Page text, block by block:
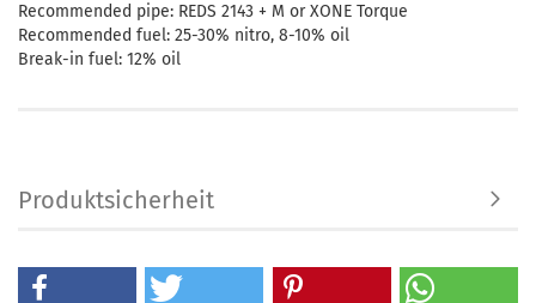
Recommended pipe: REDS 2143 + M or XONE Torque
Recommended fuel: 25-30% nitro, 8-10% oil
Break-in fuel: 12% oil
Produktsicherheit